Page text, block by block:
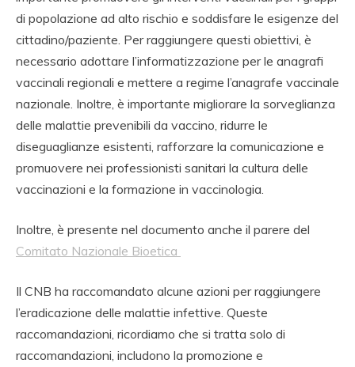
di popolazione ad alto rischio e soddisfare le esigenze del
cittadino/paziente. Per raggiungere questi obiettivi, è
necessario adottare l’informatizzazione per le anagrafi
vaccinali regionali e mettere a regime l’anagrafe vaccinale
nazionale. Inoltre, è importante migliorare la sorveglianza
delle malattie prevenibili da vaccino, ridurre le
diseguaglianze esistenti, rafforzare la comunicazione e
promuovere nei professionisti sanitari la cultura delle
vaccinazioni e la formazione in vaccinologia.
Inoltre, è presente nel documento anche il parere del
Comitato Nazionale Bioetica
Il CNB ha raccomandato alcune azioni per raggiungere
l’eradicazione delle malattie infettive. Queste
raccomandazioni, ricordiamo che si tratta solo di
raccomandazioni, includono la promozione e